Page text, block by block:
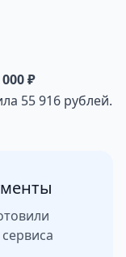
₽
55 916 рублей.